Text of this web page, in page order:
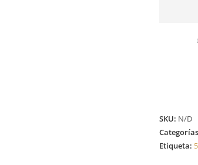
SKU: N/D
Etiqueta: